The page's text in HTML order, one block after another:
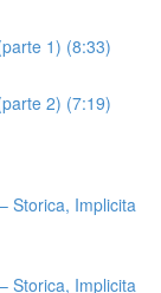
1) (8:33)
2) (7:19)
Storica, Implicita
Storica, Implicita